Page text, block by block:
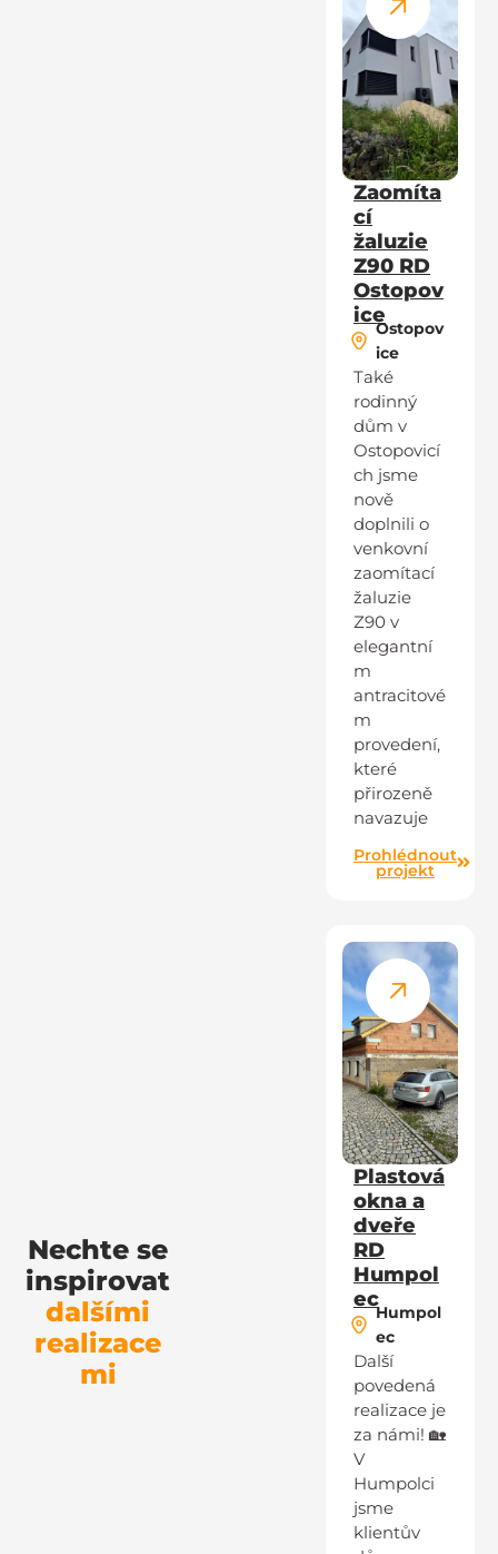
Nechte se
inspirovat
dalšími
realizace
mi
Zaomíta
cí
žaluzie
Z90 RD
Ostopov
ice
Ostopov
ice
Také
rodinný
dům v
Ostopovicí
ch jsme
nově
doplnili o
venkovní
zaomítací
žaluzie
Z90 v
elegantní
m
antracitové
m
provedení,
které
přirozeně
navazuje
Prohlédnout
projekt
Plastová
okna a
dveře
RD
Humpol
ec
Humpol
ec
Další
povedená
realizace je
za námi! 🏡
V
Humpolci
jsme
klientův